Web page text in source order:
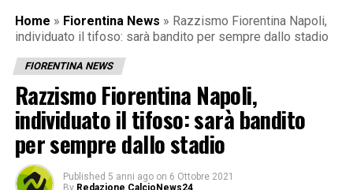
Home » Fiorentina News » Razzismo Fiorentina Napoli,
individuato il tifoso: sarà bandito per sempre dallo stadio
FIORENTINA NEWS
Razzismo Fiorentina Napoli,
individuato il tifoso: sarà bandito
per sempre dallo stadio
Published 5 anni ago on 6 Ottobre 2021
By Redazione CalcioNews24